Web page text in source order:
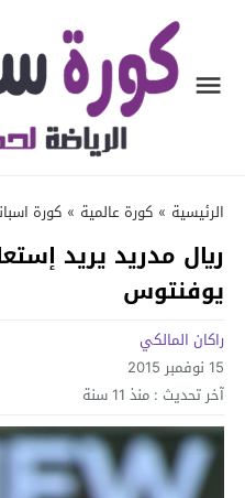
الرئيسية » كورة عالمية » كورة
ريال مدريد يريد
يوفنتوس
راكان المالكي
15 نوفمبر 2015
آخر تحديث : منذ 11 سنة